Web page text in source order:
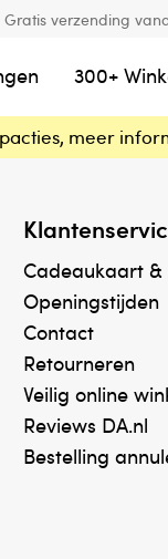
Gratis verzending
300+
meer
Cadeaukaart
Openingstijden
Contact
Retourneren
Veilig online
Reviews DA.nl
Bestelling